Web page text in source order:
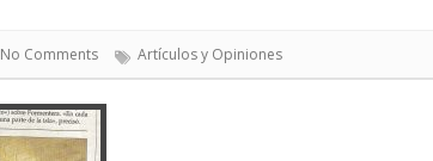
No Comments Artículos y Opiniones